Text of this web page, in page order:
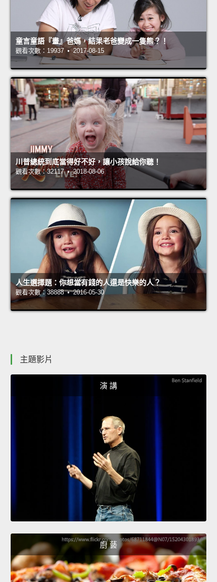
童言童語『畫』爸媽，結果老爸變成一隻熊？！
觀看次數：19937 • 2017-08-15
川普總統到底當得好不好，讓小孩說給你聽！
觀看次數：32117 • 2018-08-06
人生選擇題：你想當有錢的人還是快樂的人？
觀看次數：38888 • 2016-05-30
主題影片
演 講
廚 藝